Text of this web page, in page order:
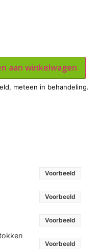
Voorbeeld
Voorbeeld
Voorbeeld
Voorbeeld
aan winkelwagen